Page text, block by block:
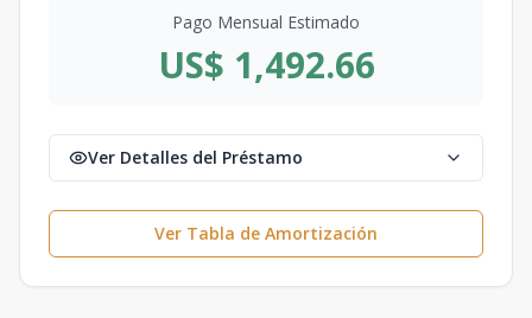
Pago Mensual Estimado
US$ 1,492.66
Ver Detalles del Préstamo
Ver Tabla de Amortización